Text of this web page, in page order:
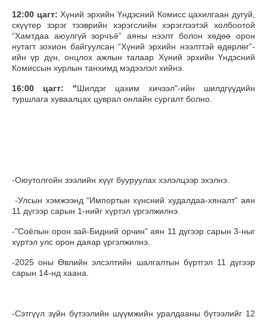
12:00 цагт: Хүний эрхийн Үндэсний Комисс цахилгаан дугуй,
скүүтер зэрэг тээврийн хэрэгслийн хэрэглээтэй холбоотой
“Хамтдаа аюулгүй зорчъё” аяны нээлт болон хөдөө орон
нутагт зохион байгуулсан “Хүний эрхийн нээлттэй өдөрлөг”-
ийн үр дүн, онцлох ажлын талаар Хүний эрхийн Үндэсний
Комиссын хурлын танхимд мэдээлэл хийнэ.
16:00 цагт: "Шилдэг цахим хичээл"-ийн шилдгүүдийн
туршлага хуваалцах цуврал онлайн сургалт болно.
-Оюутолгойн зээлийн хүүг бууруулах хэлэлцээр эхэлнэ.
-Улсын хэмжээнд “Импортын хүнсний худалдаа-хяналт” аян
11 дүгээр сарын 1-нийг хүртэл үргэлжилнэ.
-"Соёлын орон зай-Бидний орчин" аян 11 дүгээр сарын 3-ныг
хүртэл улс орон даяар үргэлжилнэ.
-2025 оны Өвлийн элсэлтийн шалгалтын бүртгэл 11 дүгээр
сарын 14-нд хаана.
-Сэтгүүл зүйн бүтээлийн шүүмжийн уралдааны бүтээлийг 12